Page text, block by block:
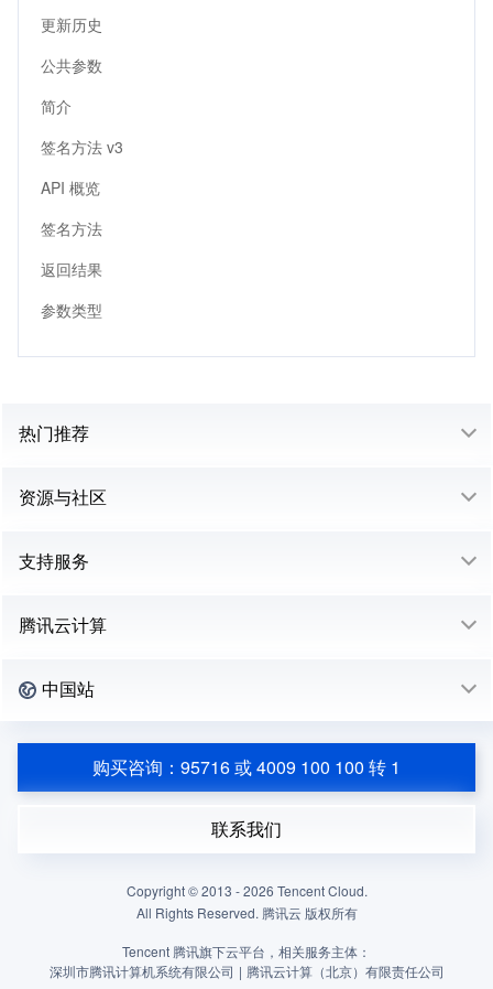
更新历史
公共参数
简介
签名方法 v3
API 概览
签名方法
返回结果
参数类型
热门推荐
资源与社区
支持服务
腾讯云计算
中国站
购买咨询：95716 或 4009 100 100 转 1
联系我们
Copyright © 2013 -2026 Tencent Cloud.
All Rights Reserved. 腾讯云 版权所有
Tencent 腾讯旗下云平台，相关服务主体：
深圳市腾讯计算机系统有限公司 | 腾讯云计算（北京）有限责任公司